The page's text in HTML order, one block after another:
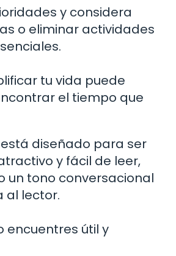
y considera
o eliminar actividades
tu vida puede
el tiempo que
diseñado para ser
y fácil de leer,
un tono conversacional
al lector.
encuentres útil y